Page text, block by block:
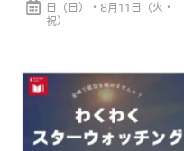
日（日）・8月11日（火・
祝）